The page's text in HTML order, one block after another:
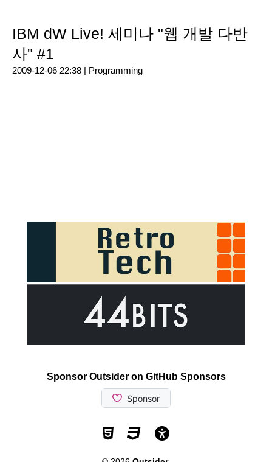
IBM dW Live! 세미나 "웹 개발 다반
사" #1
2009-12-06 22:38 | Programming
Sponsor Outsider on GitHub Sponsors
Valid HTML5
Valid CSS
WCAG 2.1 AA